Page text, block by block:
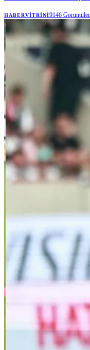
haklarını kullanmaya
HABERVITRINI9146